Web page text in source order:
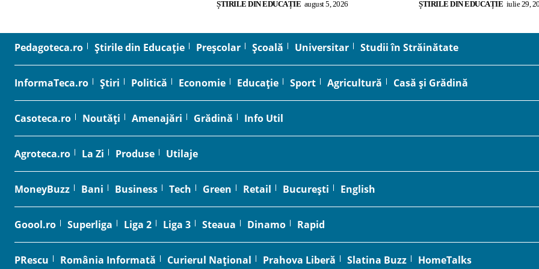
ȘTIRILE DIN EDUCAȚIE august 5, 2026 ȘTIRILE DIN EDUCAȚIE iulie 29,
Pedagoteca.ro Știrile din Educație Preșcolar Școală Universitar Studii în Străinătate
InformaTeca.ro Știri Politică Economie Educație Sport Agricultură Casă și Grădină
Casoteca.ro Noutăți Amenajări Grădină Info Util
Agroteca.ro La Zi Produse Utilaje
MoneyBuzz Bani Business Tech Green Retail București English
Goool.ro Superliga Liga 2 Liga 3 Steaua Dinamo Rapid
PRescu România Informată Curierul Național Prahova Liberă Slatina Buzz HomeTalks